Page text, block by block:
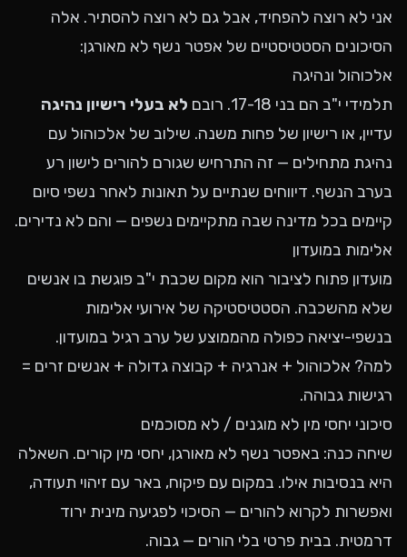
אני לא רוצה להפחיד, אבל גם לא רוצה להסתיר. אלה
הסיכונים הסטטיסטיים של אפטר נשף לא מאורגן:
אלכוהול ונהיגה
תלמידי י"ב הם בני 17-18. רובם
לא בעלי רישיון נהיגה
עדיין, או רישיון של פחות משנה. שילוב של אלכוהול עם
נהיגת מתחילים — זה התרחיש שגורם להורים לישון רע
בערב הנשף. דיווחים שנתיים על תאונות לאחר נשפי סיום
קיימים בכל מדינה שבה מתקיימים נשפים — והם לא נדירים.
אלימות במועדון
מועדון פתוח לציבור הוא מקום שכבת י"ב פוגשת בו אנשים
שלא מהשכבה. הסטטיסטיקה של אירועי אלימות
בנשפי-יציאה כפולה מהממוצע של ערב רגיל במועדון.
למה? אלכוהול + אנרגיה + קבוצה גדולה + אנשים זרים =
רגישות גבוהה.
סיכוני יחסי מין לא מוגנים / לא מסוכמים
שיחה כנה: באפטר נשף לא מאורגן, יחסי מין קורים. השאלה
היא בנסיבות אילו. במקום עם פיקוח, באר עם זיהוי תעודה,
ואפשרות לקרוא להורים — הסיכוי לפגיעה מינית ירוד
דרמטית. בבית פרטי בלי הורים — גבוה.